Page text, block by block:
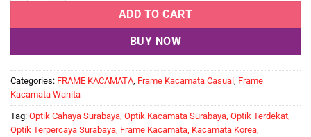
ADD TO CART
BUY NOW
Categories: FRAME KACAMATA Frame Kacamata Casual
Frame
Kacamata Wanita
Tag: Optik Cahaya Surabaya, Optik Kacamata Surabaya, Optik Terdekat,
Optik Terpercaya Surabaya, Frame Kacamata, Kacamata Korea,